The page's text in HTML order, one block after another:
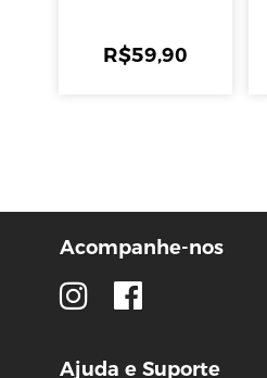
R$59,90
Acompanhe-nos
Ajuda e Suporte